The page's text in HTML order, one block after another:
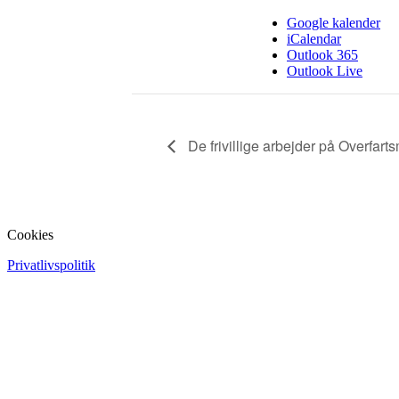
Google kalender
iCalendar
Outlook 365
Outlook Live
De frivillige arbejder på
Cookies
Privatlivspolitik